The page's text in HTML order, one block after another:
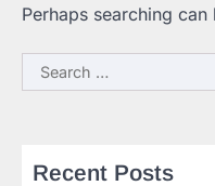
Perhaps searching can
Search
for:
Recent Posts